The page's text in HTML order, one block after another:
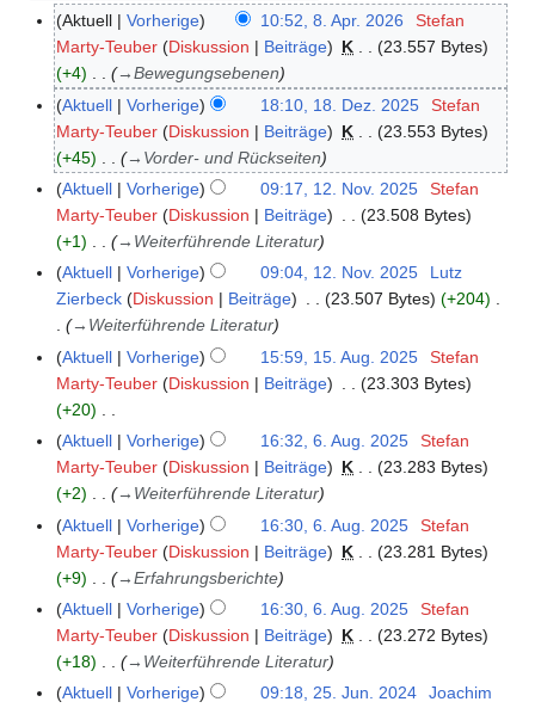
8
p
Aktuell Vorherige 10:52, 8. Apr. 2026
Stefan
Marty-Teuber
Diskussion Beiträge K
23.557 Bytes
+4
→Bewegungsebenen
1
D
2
Aktuell Vorherige 18:10, 18. Dez. 2025
Stefan
Marty-Teuber
Diskussion Beiträge K
23.553 Bytes
+45
→ Vorder- und Rückseiten
1
N
2
Aktuell Vorherige 09:17, 12. Nov. 2025
Stefan
Marty-Teuber
Diskussion Beiträge
23.508 Bytes
+1
→ Weiterführende Literatur
Aktuell
Vorherige 09:04, 12. Nov. 2025
Lutz
Zierbeck
Diskussion Beiträge 23.507 Bytes
+204
→ Weiterführende Literatur
1
A
Aktuell Vorherige 15:59, 15. Aug. 2025
Stefan
Marty-Teuber
Diskussion Beiträge
23.303 Bytes
+20
K
e
i
e
e
a
r
b
e
6
u
Aktuell Vorherige 16:32, 6. Aug. 2025
Stefan
Marty-Teuber
Diskussion Beiträge K
23.283 Bytes
+2
→ Weiterführende Literatur
Aktuell
Vorherige 16:30, 6. Aug. 2025
Stefan
Marty-Teuber
Diskussion Beiträge K
23.281 Bytes
+9
→Erfahrungsberichte
Aktuell
Vorherige 16:30, 6. Aug. 2025
Stefan
Marty-Teuber
Diskussion Beiträge K
23.272 Bytes
+18
→ Weiterführende Literatur
2
Aktuell Vorherige 09:18, 25. Jun. 2024
Joachim